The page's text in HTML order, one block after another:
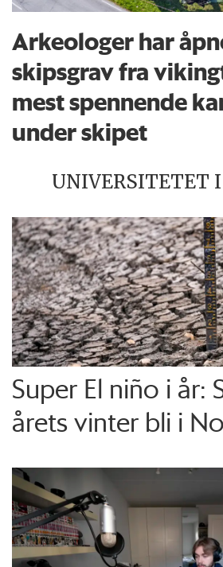
Arkeologer har
skipsgrav fra
mest spennende
under skipet
UNIVERSITETET I
Super El niño i år:
årets vinter bli i